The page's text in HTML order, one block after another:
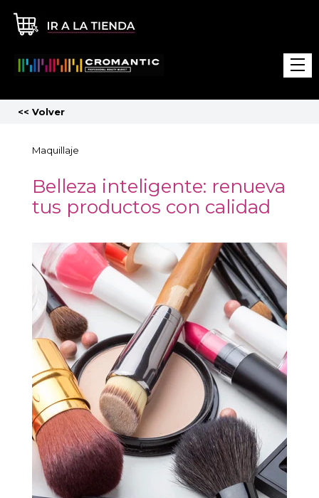
<< Volver
Maquillaje
Belleza inteligente: renueva
tus productos con calidad